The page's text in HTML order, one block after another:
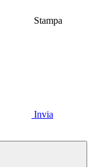
Stampa
Invia